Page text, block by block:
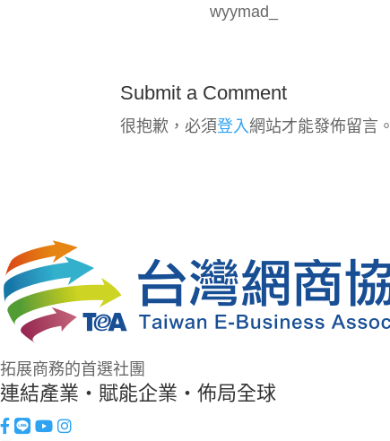
wyymad_
Submit a Comment
很抱歉，必須登入 網站才能發佈留言。
拓展商務的首選社團
連結產業・賦能企業・佈局全球